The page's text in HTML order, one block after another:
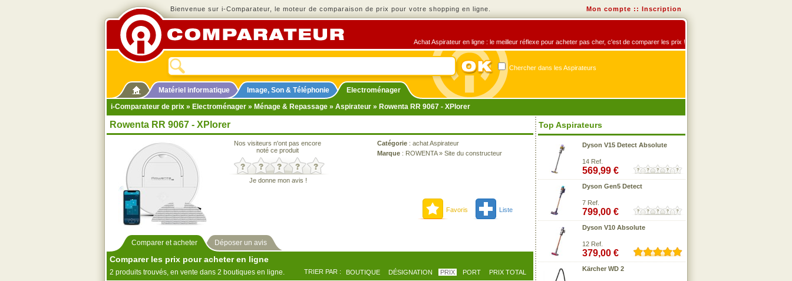
Bienvenue sur i-Comparateur, le moteur de comparaison de prix pour votre shopping en ligne. Mon compte :: Inscription
Achat Aspirateur en ligne : le meilleur réflexe pour acheter pas cher, c'est de comparer les prix !
Chercher dans les Aspirateurs
Matériel informatique Image, Son & Téléphonie
Electroménager
i-Comparateur de prix » Electroménager » Ménage & Repassage » Aspirateur » Rowenta RR 9067 - XPlorer
Rowenta RR 9067 - XPlorer
Nos visiteurs n'ont pas encore
noté ce produit
Je donne mon avis !
Catégorie : achat Aspirateur
Marque : ROWENTA» Site du constructeur
Favoris Liste
Comparer et acheter Déposer un avis
Comparer les prix pour acheter en ligne
2 produits trouvés, en vente dans 2 boutiques en ligne. TRIER PAR : BOUTIQUE DÉSIGNATION PRIX PORT PRIX TOTAL
Top Aspirateurs
Dyson V15 Detect Absolute
14 Ref.
569,99 €
Dyson Gen5 Detect
7 Ref.
799,00 €
Dyson V10 Absolute
12 Ref.
379,00 €
Kärcher WD 2